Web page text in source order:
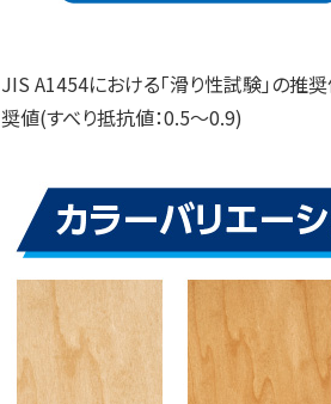
JIS A1454における「滑り性試験」の
奨値(すべり抵抗値：0.5～0.9)